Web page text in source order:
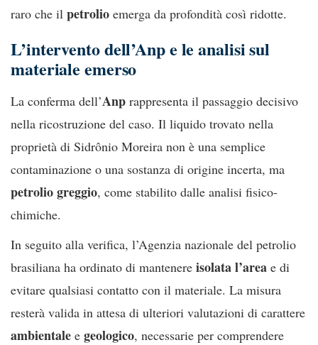
raro che il petrolio emerga da profondità così ridotte.
L’intervento dell’Anp e le analisi sul
materiale emerso
La conferma dell’Anp rappresenta il passaggio decisivo
nella ricostruzione del caso. Il liquido trovato nella
proprietà di Sidrônio Moreira non è una semplice
contaminazione o una sostanza di origine incerta, ma
petrolio greggio, come stabilito dalle analisi fisico-
chimiche.
In seguito alla verifica, l’Agenzia nazionale del petrolio
brasiliana ha ordinato di mantenere isolata l’area e di
evitare qualsiasi contatto con il materiale. La misura
resterà valida in attesa di ulteriori valutazioni di carattere
ambientale e geologico, necessarie per comprendere